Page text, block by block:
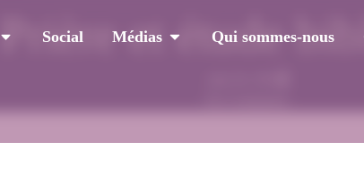
Social Médias Qui sommes-nous
Prière et étude